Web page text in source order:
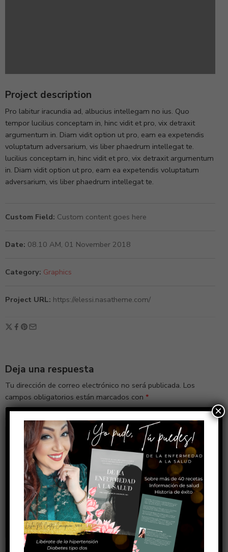
Project description
Pro labitur iracundia ad, albucius intellegam no ius. Quo
tempor lucilius conceptam in, hinc vidit et pro, vix detraxit
argumentum in. Diam vidit option ut pro, eam ea expetendis
voluptatum adversarium, vis liber phaedrum intellegat te.
lucilius conceptam in, hinc vidit et pro, vix detraxit argumentum
in. Diam vidit option ut pro, eam ea expetendis voluptatum
adversarium, vis liber phaedrum intellegat te.
Custom Field: Custom content goes here
Date: 08.10 AM, 01 November 2018
Category: Graphics
Project URL: https://elessi.nasatheme.com/
Deja una respuesta
Tu dirección de correo electrónico no será publicada. Los
campos obligatorios están marcados con *
Comentario*
×